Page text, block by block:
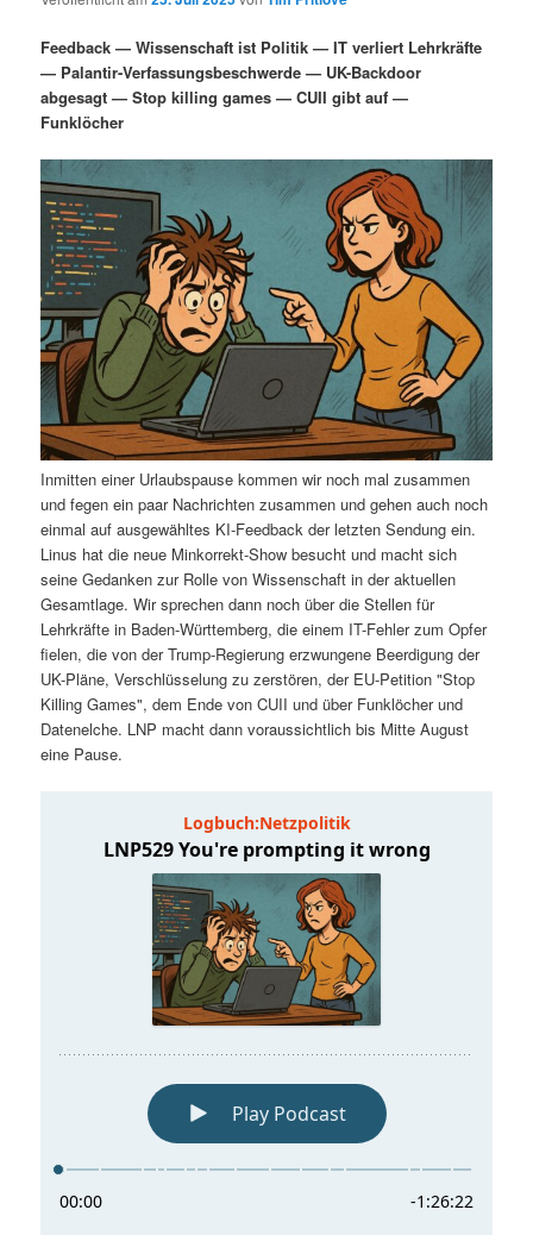
m
ä
e
n
I
n
h
a
l
t
s
p
r
i
u
n
ä
r
e
n
I
n
h
a
l
t
s
p
n
n
a
v
i
t
Feedback — Wissenschaft ist Politik — IT verliert Lehrkräfte
— Palantir-Verfassungsbeschwerde — UK-Backdoor
abgesagt — Stop killing games — CUII gibt auf —
Funklöcher
Inmitten einer Urlaubspause kommen wir noch mal zusammen
und fegen ein paar Nachrichten zusammen und gehen auch noch
einmal auf ausgewähltes KI-Feedback der letzten Sendung ein.
Linus hat die neue Minkorrekt-Show besucht und macht sich
seine Gedanken zur Rolle von Wissenschaft in der aktuellen
Gesamtlage. Wir sprechen dann noch über die Stellen für
Lehrkräfte in Baden-Württemberg, die einem IT-Fehler zum Opfer
fielen, die von der Trump-Regierung erzwungene Beerdigung der
UK-Pläne, Verschlüsselung zu zerstören, der EU-Petition "Stop
Killing Games", dem Ende von CUII und über Funklöcher und
Datenelche. LNP macht dann voraussichtlich bis Mitte August
eine Pause.